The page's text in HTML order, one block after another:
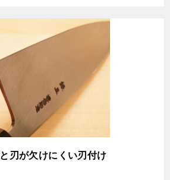
刃が欠けにくい刃付け